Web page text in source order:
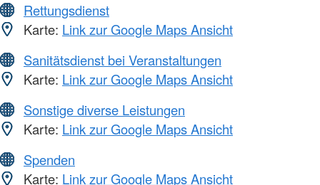
Rettungsdienst
Karte: Link zur Google Maps Ansicht
Sanitätsdienst bei Veranstaltungen
Karte: Link zur Google Maps Ansicht
Sonstige diverse Leistungen
Karte: Link zur Google Maps Ansicht
Spenden
Karte: Link zur Google Maps Ansicht